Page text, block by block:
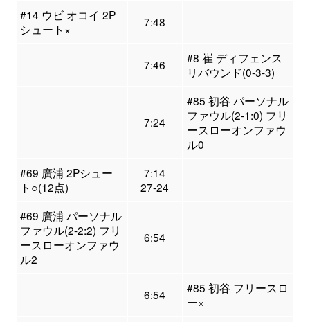
#14 ウビ オコイ 2P
シュート×
7:48
7:46
#8 崔 ディフェンス
リバウンド(0-3-3)
7:24
#85 初谷 パーソナル
ファウル(2-1:0) フリ
ースローオンファウ
ル0
#69 廣浦 2Pシュー
ト○(12点)
7:14
27-24
#69 廣浦 パーソナル
ファウル(2-2:2) フリ
ースローオンファウ
ル2
6:54
6:54
#85 初谷 フリースロ
ー×